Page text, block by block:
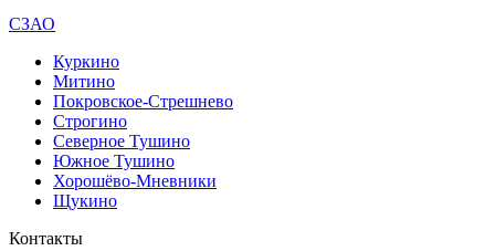
СЗАО
Куркино
Митино
Покровское-Стрешнево
Строгино
Северное Тушино
Южное Тушино
Хорошёво-Мневники
Щукино
Контакты